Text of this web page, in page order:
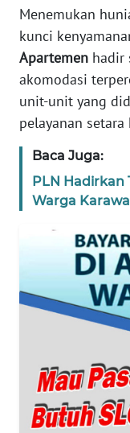
Menemukan
kunci
Apartemen hadir
akomodasi
unit-unit yang
pelayanan
Baca Juga:
PLN
Warga
WN
SUMUT
WN
JAKARTA
WN
JABAR
NTT
WN
PAPUA